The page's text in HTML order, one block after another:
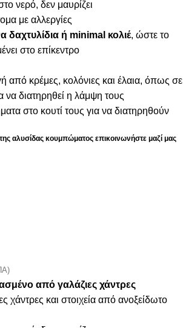
νερό, δεν μαυρίζει
με αλλεργίες
δαχτυλίδια ή minimal κολιέ, ώστε το
στο επίκεντρο
από κρέμες, κολόνιες και έλαια, όπως σε
να διατηρηθεί η λάμψη τους
στο κουτί τους για να διατηρηθούν
αλυσίδας κουμπώματος επικοινωνήστε μαζί μας
από γαλάζιες χάντρες
χάντρες και στοιχεία από ανοξείδωτο